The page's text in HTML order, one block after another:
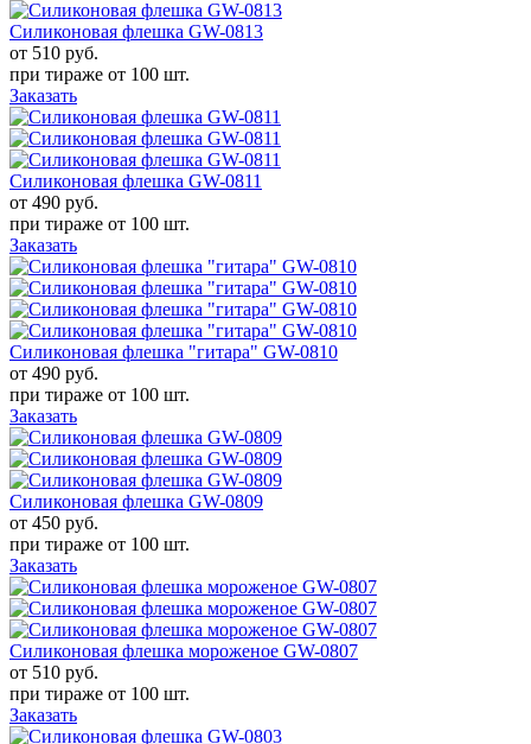
Силиконовая флешка GW-0813
от 510 руб.
при тираже от 100 шт.
Заказать
Силиконовая флешка GW-0811
от 490 руб.
при тираже от 100 шт.
Заказать
Силиконовая флешка "гитара" GW-0810
от 490 руб.
при тираже от 100 шт.
Заказать
Силиконовая флешка GW-0809
от 450 руб.
при тираже от 100 шт.
Заказать
Силиконовая флешка мороженое GW-0807
от 510 руб.
при тираже от 100 шт.
Заказать